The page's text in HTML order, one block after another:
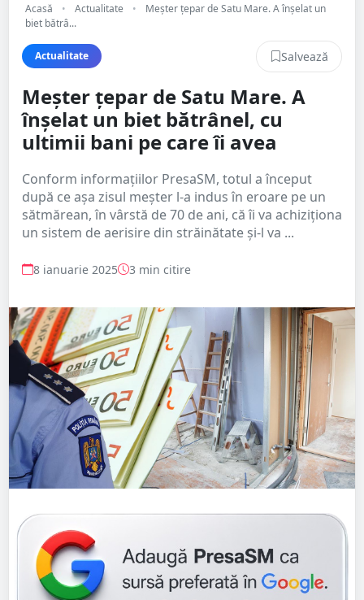
Acasă • Actualitate •
Meșter țepar de Satu Mare. A înșelat un
biet bătrâ...
Actualitate Salvează
Meșter țepar de Satu Mare. A
înșelat un biet bătrânel, cu
ultimii bani pe care îi avea
Conform informațiilor PresaSM, totul a început
după ce așa zisul meșter l-a indus în eroare pe un
sătmărean, în vârstă de 70 de ani, că îi va achiziţiona
un sistem de aerisire din străinătate şi-l va ...
8 ianuarie 2025 3 min citire